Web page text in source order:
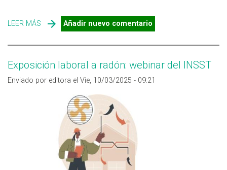
LEER MÁS SOBRE GRASA ACUMULADA EN COCINAS INDUSTRIALES:
PLAGAS, GÉRMENES Y PELIGRO DE INCENDIO
Añadir nuevo comentario
Exposición laboral a radón: webinar del INSST
Enviado por editora el Vie, 10/03/2025 - 09:21